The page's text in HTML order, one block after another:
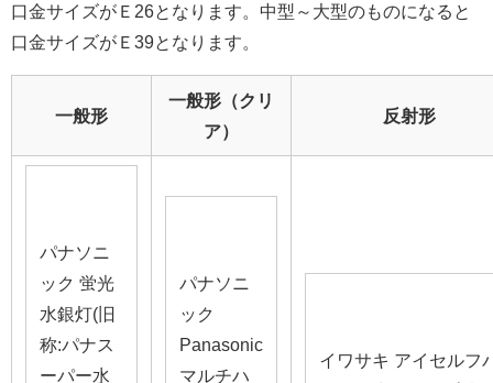
口金サイズがＥ26となります。中型～大型のものになると
口金サイズがＥ39となります。
一般形
一般形（クリ
ア）
反射形
パナソニ
ック 蛍光
水銀灯(旧
称:パナス
ーパー水
パナソニ
ック
Panasonic
マルチハ
イワサキ アイセルフ